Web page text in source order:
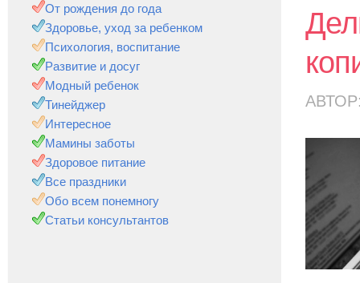
От рождения до года
Здоровье, уход за ребенком
Психология, воспитание
Развитие и досуг
Модный ребенок
Тинейджер
Интересное
Мамины заботы
Здоровое питание
Все праздники
Обо всем понемногу
Статьи консультантов